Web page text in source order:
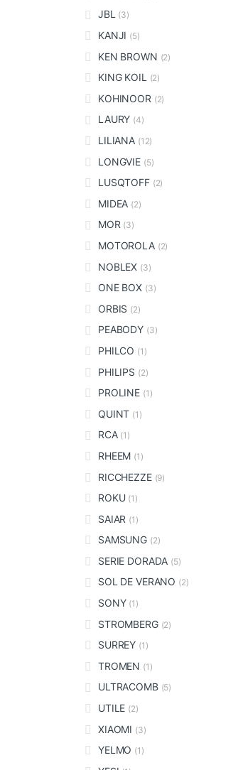
JBL (3)
KANJI (5)
KEN BROWN (2)
KING KOIL (2)
KOHINOOR (2)
LAURY (4)
LILIANA (12)
LONGVIE (5)
LUSQTOFF (2)
MIDEA (2)
MOR (3)
MOTOROLA (2)
NOBLEX (3)
ONE BOX (3)
ORBIS (2)
PEABODY (3)
PHILCO (1)
PHILIPS (2)
PROLINE (1)
QUINT (1)
RCA (1)
RHEEM (1)
RICCHEZZE (9)
ROKU (1)
SAIAR (1)
SAMSUNG (2)
SERIE DORADA (5)
SOL DE VERANO (2)
SONY (1)
STROMBERG (2)
SURREY (1)
TROMEN (1)
ULTRACOMB (5)
UTILE (2)
XIAOMI (3)
YELMO (1)